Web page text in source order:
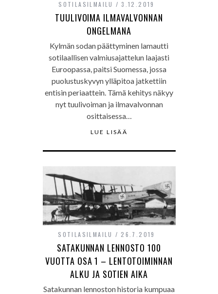
SOTILASILMAILU 3.12.2019
TUULIVOIMA ILMAVALVONNAN
ONGELMANA
Kylmän sodan päättyminen lamautti
sotilaallisen valmiusajattelun laajasti
Euroopassa, paitsi Suomessa, jossa
puolustuskyvyn ylläpitoa jatkettiin
entisin periaattein. Tämä kehitys näkyy
nyt tuulivoiman ja ilmavalvonnan
osittaisessa…
LUE LISÄÄ
SOTILASILMAILU 26.7.2019
SATAKUNNAN LENNOSTO 100
VUOTTA OSA 1 – LENTOTOIMINNAN
ALKU JA SOTIEN AIKA
Satakunnan lennoston historia kumpuaa